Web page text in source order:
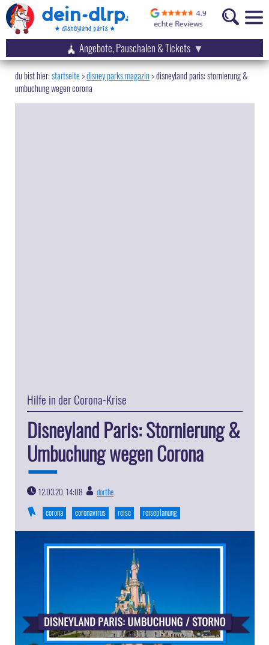
Angebote, Pauschalen & Tickets
startseite disney parks magazin>disneyland paris: stornierung &
umbuchung wegen corona
Hilfe in der Corona-Krise
Disneyland Paris: Stornierung &
Umbuchung wegen Corona
12.03.20, 14:08
dörthe
corona
coronavirus reise reiseplanung